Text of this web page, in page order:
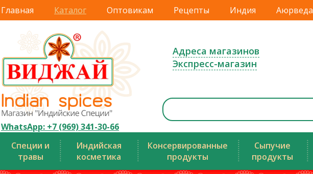
Главная Каталог Оптовикам Рецепты Индия Аюрведа
WhatsApp: +7 (969) 341-30-66
Адреса магазинов
Экспресс-магазин
Специи и
травы
Индийская
косметика
Консервированные
продукты
Сыпучие
продукты